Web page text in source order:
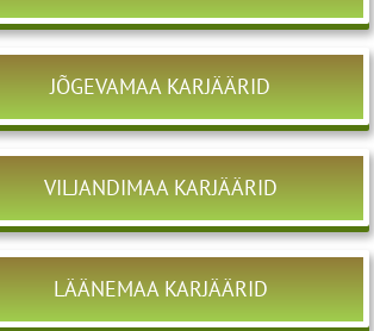
JÕGEVAMAA KARJÄÄRID
VILJANDIMAA KARJÄÄRID
LÄÄNEMAA KARJÄÄRID